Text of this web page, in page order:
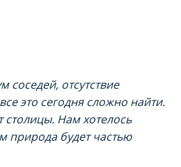
соседей, отсутствие
это сегодня сложно найти.
столицы. Нам хотелось
природа будет частью